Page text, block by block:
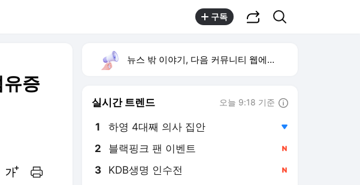
구독
증
뉴스 밖 이야기, 다음 커뮤니티 웹에서 보기
실시간 트렌드 오늘 9:18 기준
1 하영 4대째 의사 집안
2 블랙핑크 팬 이벤트
3 KDB생명 인수전